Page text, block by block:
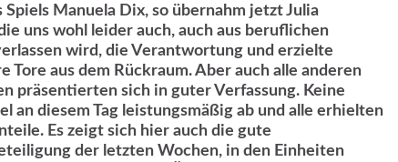
Spiels Manuela Dix, so übernahm jetzt Julia
uns wohl leider auch, auch aus beruflichen
wird, die Verantwortung und erzielte
Tore aus dem Rückraum. Aber auch alle anderen
präsentierten sich in guter Verfassung. Keine
an diesem Tag leistungsmäßig ab und alle erhielten
Es zeigt sich hier auch die gute
der letzten Wochen, in den Einheiten